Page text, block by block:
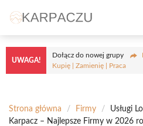
treści
UWAGA!
Dołącz do nowej grupy
Kupię | Zamienię | Praca
Strona główna / Firmy / Usługi
Karpacz – Najlepsze Firmy w 2026